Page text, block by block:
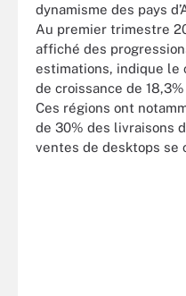
dynamisme des pays
Au premier trimestre
affiché des
estimations, indique le
de croissance de
Ces régions ont
de 30% des livraisons
ventes de desktops se